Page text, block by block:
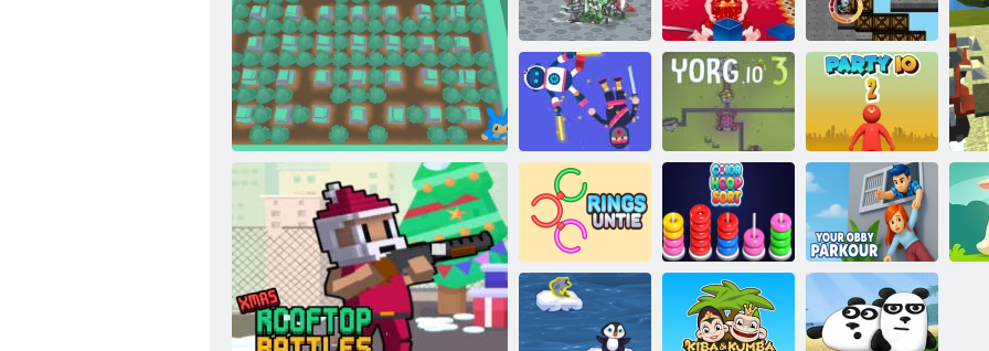
Sprādziena neprāta bumbas sadursme
Feodālisms 3
Baby Hazel
Ziemassvētku
laiks
Nederīgs
Ragdoll. io Yorg. io 3 Ballīte. io 2
Gredzeni
atvienot
Krāsu stīpu
šķirne
Jūsu Obijs
Parkūrs